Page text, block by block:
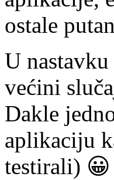
ostale
U
većini
Dakle
aplikaciju
testirali) 😀